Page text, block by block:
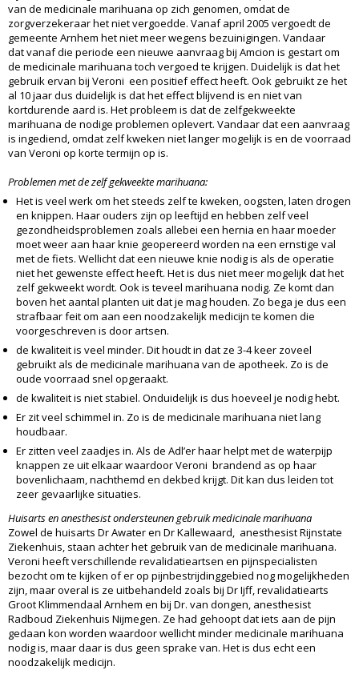
van de medicinale marihuana op zich genomen, omdat de
zorgverzekeraar het niet vergoedde. Vanaf april 2005 vergoedt de
gemeente Arnhem het niet meer wegens bezuinigingen. Vandaar
dat vanaf die periode een nieuwe aanvraag bij Amcion is gestart om
de medicinale marihuana toch vergoed te krijgen. Duidelijk is dat het
gebruik ervan bij Veroni een positief effect heeft. Ook gebruikt ze het
al 10 jaar dus duidelijk is dat het effect blijvend is en niet van
kortdurende aard is. Het probleem is dat de zelfgekweekte
marihuana de nodige problemen oplevert. Vandaar dat een aanvraag
is ingediend, omdat zelf kweken niet langer mogelijk is en de voorraad
van Veroni op korte termijn op is.
Problemen met de zelf gekweekte marihuana:
Het is veel werk om het steeds zelf te kweken, oogsten, laten drogen
en knippen. Haar ouders zijn op leeftijd en hebben zelf veel
gezondheidsproblemen zoals allebei een hernia en haar moeder
moet weer aan haar knie geopereerd worden na een ernstige val
met de fiets. Wellicht dat een nieuwe knie nodig is als de operatie
niet het gewenste effect heeft. Het is dus niet meer mogelijk dat het
zelf gekweekt wordt. Ook is teveel marihuana nodig. Ze komt dan
boven het aantal planten uit dat je mag houden. Zo bega je dus een
strafbaar feit om aan een noodzakelijk medicijn te komen die
voorgeschreven is door artsen.
de kwaliteit is veel minder. Dit houdt in dat ze 3-4 keer zoveel
gebruikt als de medicinale marihuana van de apotheek. Zo is de
oude voorraad snel opgeraakt.
de kwaliteit is niet stabiel. Onduidelijk is dus hoeveel je nodig hebt.
Er zit veel schimmel in. Zo is de medicinale marihuana niet lang
houdbaar.
Er zitten veel zaadjes in. Als de Adl’er haar helpt met de waterpijp
knappen ze uit elkaar waardoor Veroni brandend as op haar
bovenlichaam, nachthemd en dekbed krijgt. Dit kan dus leiden tot
zeer gevaarlijke situaties.
Huisarts en anesthesist ondersteunen gebruik medicinale marihuana
Zowel de huisarts Dr Awater en Dr Kallewaard, anesthesist Rijnstate
Ziekenhuis, staan achter het gebruik van de medicinale marihuana.
Veroni heeft verschillende revalidatieartsen en pijnspecialisten
bezocht om te kijken of er op pijnbestrijdinggebied nog mogelijkheden
zijn, maar overal is ze uitbehandeld zoals bij Dr Ijff, revalidatiearts
Groot Klimmendaal Arnhem en bij Dr. van dongen, anesthesist
Radboud Ziekenhuis Nijmegen. Ze had gehoopt dat iets aan de pijn
gedaan kon worden waardoor wellicht minder medicinale marihuana
nodig is, maar daar is dus geen sprake van. Het is dus echt een
noodzakelijk medicijn.